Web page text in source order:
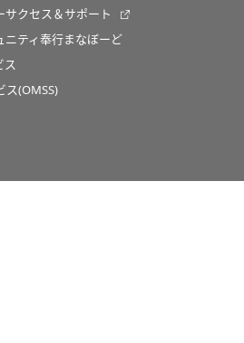
サクセス＆サポート
ニティ奉行まなぼーど
ス
ス(OMSS)